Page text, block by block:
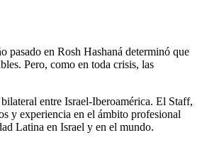
pasado en Rosh Hashaná determinó que
Pero, como en toda crisis, las
entre Israel-Iberoamérica. El Staff,
y experiencia en el ámbito profesional
Latina en Israel y en el mundo.